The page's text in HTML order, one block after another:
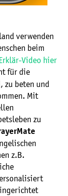
verwenden
beim
Erklär-Video hier
für die
zu beten und
Mit
zu
z.B.